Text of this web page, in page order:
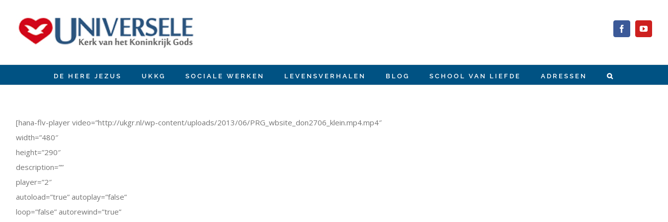
Facebook
DE HERE JEZUS UKKG SOCIALE WERKEN LEVENSVERHALEN BLOG SCHOOL VAN LIEFDE ADRESSEN
Image
[hana-flv-player video=”http://ukgr.nl/wp-content/uploads/2013/06/PRG_wbsite_don2706_klein.mp4.mp4″
width=”480″
height=”290″
description=””
player=”2″
autoload=”true” autoplay=”false”
loop=”false” autorewind=”true”